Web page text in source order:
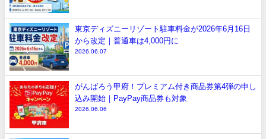
東京ディズニーリゾート駐車料金が2026年6月16日
から改定｜普通車は4,000円に
2026.06.07
がんばろう甲府！プレミアム付き商品券第4弾の申し
込み開始｜PayPay商品券も対象
2026.06.06